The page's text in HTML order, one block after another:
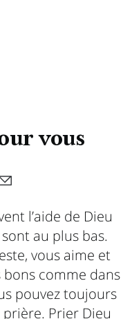
vous
l’aide de Dieu
au plus bas.
vous aime et
comme dans
pouvez toujours
Prier Dieu